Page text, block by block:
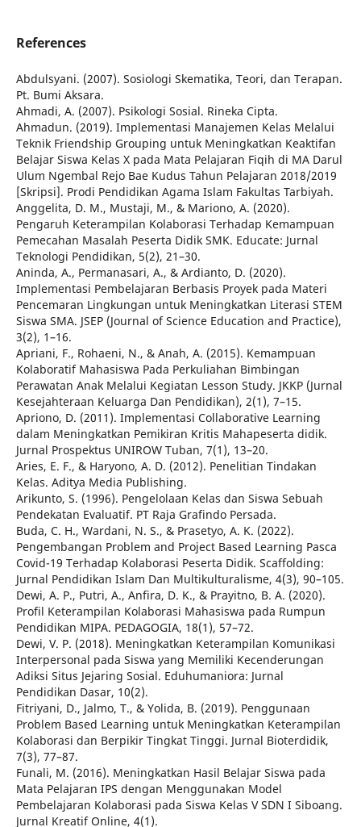
References
Abdulsyani. (2007). Sosiologi Skematika, Teori, dan Terapan.
Pt. Bumi Aksara.
Ahmadi, A. (2007). Psikologi Sosial. Rineka Cipta.
Ahmadun. (2019). Implementasi Manajemen Kelas Melalui
Teknik Friendship Grouping untuk Meningkatkan Keaktifan
Belajar Siswa Kelas X pada Mata Pelajaran Fiqih di MA Darul
Ulum Ngembal Rejo Bae Kudus Tahun Pelajaran 2018/2019
[Skripsi]. Prodi Pendidikan Agama Islam Fakultas Tarbiyah.
Anggelita, D. M., Mustaji, M., & Mariono, A. (2020).
Pengaruh Keterampilan Kolaborasi Terhadap Kemampuan
Pemecahan Masalah Peserta Didik SMK. Educate: Jurnal
Teknologi Pendidikan, 5(2), 21–30.
Aninda, A., Permanasari, A., & Ardianto, D. (2020).
Implementasi Pembelajaran Berbasis Proyek pada Materi
Pencemaran Lingkungan untuk Meningkatkan Literasi STEM
Siswa SMA. JSEP (Journal of Science Education and Practice),
3(2), 1–16.
Apriani, F., Rohaeni, N., & Anah, A. (2015). Kemampuan
Kolaboratif Mahasiswa Pada Perkuliahan Bimbingan
Perawatan Anak Melalui Kegiatan Lesson Study. JKKP (Jurnal
Kesejahteraan Keluarga Dan Pendidikan), 2(1), 7–15.
Apriono, D. (2011). Implementasi Collaborative Learning
dalam Meningkatkan Pemikiran Kritis Mahapeserta didik.
Jurnal Prospektus UNIROW Tuban, 7(1), 13–20.
Aries, E. F., & Haryono, A. D. (2012). Penelitian Tindakan
Kelas. Aditya Media Publishing.
Arikunto, S. (1996). Pengelolaan Kelas dan Siswa Sebuah
Pendekatan Evaluatif. PT Raja Grafindo Persada.
Buda, C. H., Wardani, N. S., & Prasetyo, A. K. (2022).
Pengembangan Problem and Project Based Learning Pasca
Covid-19 Terhadap Kolaborasi Peserta Didik. Scaffolding:
Jurnal Pendidikan Islam Dan Multikulturalisme, 4(3), 90–105.
Dewi, A. P., Putri, A., Anfira, D. K., & Prayitno, B. A. (2020).
Profil Keterampilan Kolaborasi Mahasiswa pada Rumpun
Pendidikan MIPA. PEDAGOGIA, 18(1), 57–72.
Dewi, V. P. (2018). Meningkatkan Keterampilan Komunikasi
Interpersonal pada Siswa yang Memiliki Kecenderungan
Adiksi Situs Jejaring Sosial. Eduhumaniora: Jurnal
Pendidikan Dasar, 10(2).
Fitriyani, D., Jalmo, T., & Yolida, B. (2019). Penggunaan
Problem Based Learning untuk Meningkatkan Keterampilan
Kolaborasi dan Berpikir Tingkat Tinggi. Jurnal Bioterdidik,
7(3), 77–87.
Funali, M. (2016). Meningkatkan Hasil Belajar Siswa pada
Mata Pelajaran IPS dengan Menggunakan Model
Pembelajaran Kolaborasi pada Siswa Kelas V SDN I Siboang.
Jurnal Kreatif Online, 4(1).